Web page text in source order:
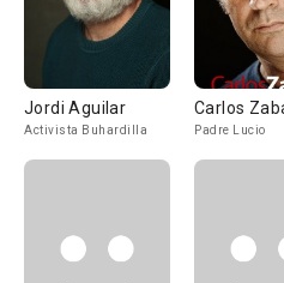
Jordi Aguilar
Activista Buhardilla
Carlos
Padre Lucio